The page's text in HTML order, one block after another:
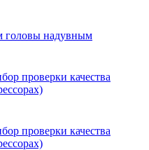
надувным
проверки качества
проверки качества